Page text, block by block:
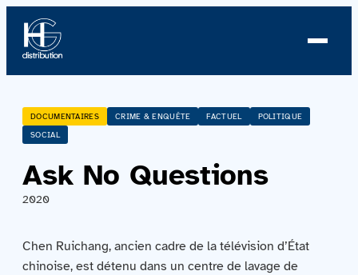
À propos
Nouvelles
DOCUMENTAIRES CRIME & ENQUÊTE FACTUEL
POLITIQUE
SOCIAL
Ask No Questions
2020
Chen Ruichang, ancien cadre de la télévision d’État
chinoise, est détenu dans un centre de lavage de